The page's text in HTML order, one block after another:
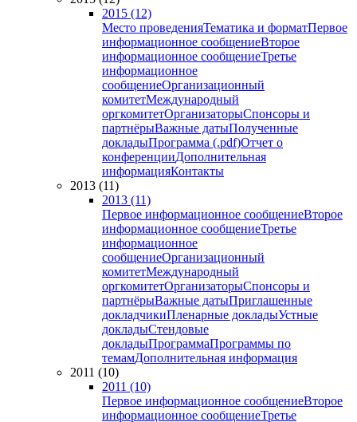
2015 (12)
Место проведенияТематика и форматПервое
информационное сообщениеВторое
информационное сообщениеТретье
информационное
сообщениеОрганизационный
комитетМеждународный
оргкомитетОрганизаторыСпонсоры и
партнёрыВажные датыПолученные
докладыПрограмма (.pdf)Отчет о
конференцииДополнительная
информацияКонтакты
2013 (11)
2013 (11)
Первое информационное сообщениеВторое
информационное сообщениеТретье
информационное
сообщениеОрганизационный
комитетМеждународный
оргкомитетОрганизаторыСпонсоры и
партнёрыВажные датыПриглашенные
докладчикиПленарные докладыУстные
докладыСтендовые
докладыПрограммаПрограммы по
темамДополнительная информация
2011 (10)
2011 (10)
Первое информационное сообщениеВторое
информационное сообщениеТретье